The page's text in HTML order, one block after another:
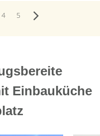
4 5
Einbauküche